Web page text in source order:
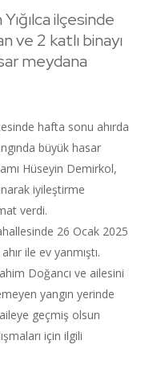
ilçesinde
ve 2 katlı binayı
meydana
hafta sonu ahırda
büyük hasar
Hüseyin Demirkol,
iyileştirme
verdi.
26 Ocak 2025
ile ev yanmıştı.
Doğancı ve ailesini
yangın yerinde
geçmiş olsun
için ilgili